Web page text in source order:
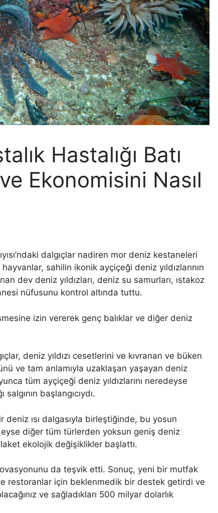
Hastalığı Batı
Ekonomisini Nasıl
dalgıçlar nadiren mor deniz kestaneleri
sahilin ikonik ayçiçeği deniz yıldızlarının
dev deniz yıldızları, deniz su samurları, ıstakoz
nüfusunu kontrol altında tuttu.
izin vererek genç balıklar ve diğer deniz
deniz yıldızı cesetlerini ve kıvranan ve büken
ve tam anlamıyla uzaklaşan yaşayan deniz
tüm ayçiçeği deniz yıldızlarını neredeyse
başlangıcıydı.
deniz ısı dalgasıyla birleştiğinde, bu yosun
diğer tüm türlerden yoksun geniş deniz
ekolojik değişiklikler başlattı.
da teşvik etti. Sonuç, yeni bir mutfak
restoranlar için beklenmedik bir destek getirdi ve
ve sağladıkları 500 milyar dolarlık